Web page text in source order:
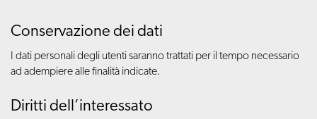
Conservazione dei dati
I dati personali degli utenti saranno trattati per il tempo necessario
ad adempiere alle finalità indicate.
Diritti dell’interessato